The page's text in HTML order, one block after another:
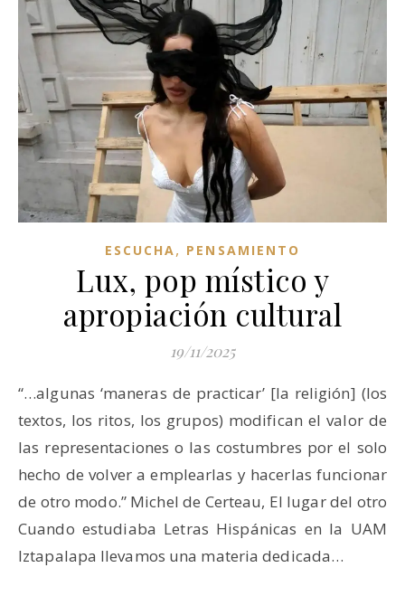
ESCUCHA, PENSAMIENTO
Lux, pop místico y
apropiación cultural
19/11/2025
“…algunas ‘maneras de practicar’ [la religión] (los
textos, los ritos, los grupos) modifican el valor de
las representaciones o las costumbres por el solo
hecho de volver a emplearlas y hacerlas funcionar
de otro modo.” Michel de Certeau, El lugar del otro
Cuando estudiaba Letras Hispánicas en la UAM
Iztapalapa llevamos una materia dedicada…